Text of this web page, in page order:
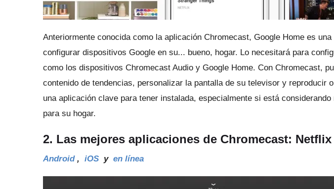
Anteriormente conocida como la aplicación Chromecast, Google Home es
configurar dispositivos Google en su... bueno, hogar. Lo necesitará para
como los dispositivos Chromecast Audio y Google Home. Con Chromecast,
contenido de tendencias, personalizar la pantalla de su televisor y reproducir
una aplicación clave para tener instalada, especialmente si está
para su hogar.
2. Las mejores aplicaciones de Chromecast: Netflix
Android, iOS y en línea